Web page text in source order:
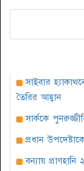
সাইবার
তৈরির আহ্বান
সার্ককে
প্রধান
বন্যায়